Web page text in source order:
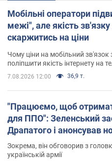
Мобільні оператори
межі", але якість
скаржитись на ціни
Чому ціни на мобільний зв'язок
поліпшити якість інтернету на
7.08.2026 12:00 36,9 т.
"Працюємо, щоб
для ППО": Зеленський
Драпатого і анонсував
Зокрема, він обговорив з
українській армії